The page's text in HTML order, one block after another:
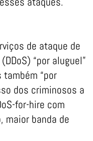
de ataque de
“por aluguel”
“por
dos criminosos a
for-hire com
maior banda de